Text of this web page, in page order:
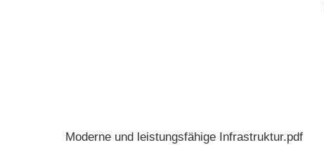
Moderne und leistungsfähige Infrastruktur.pdf